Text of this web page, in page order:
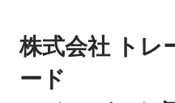
株式会社 トレ
ード